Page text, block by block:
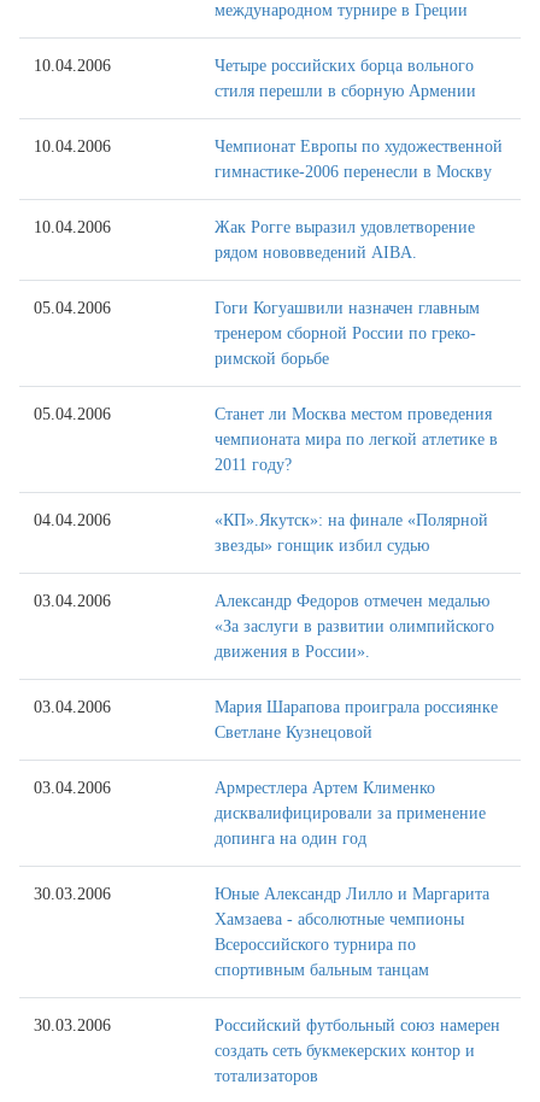
международном турнире в Греции
10.04.2006
Четыре российских борца вольного
стиля перешли в сборную Армении
10.04.2006
Чемпионат Европы по художественной
гимнастике-2006 перенесли в Москву
10.04.2006
Жак Рогге выразил удовлетворение
рядом нововведений AIBA.
05.04.2006
Гоги Когуашвили назначен главным
тренером сборной России по греко-
римской борьбе
05.04.2006
Станет ли Москва местом проведения
чемпионата мира по легкой атлетике в
2011 году?
04.04.2006
«КП».Якутск»: на финале «Полярной
звезды» гонщик избил судью
03.04.2006
Александр Федоров отмечен медалью
«За заслуги в развитии олимпийского
движения в России».
03.04.2006
Мария Шарапова проиграла россиянке
Светлане Кузнецовой
03.04.2006
Армрестлера Артем Клименко
дисквалифицировали за применение
допинга на один год
30.03.2006
Юные Александр Лилло и Маргарита
Хамзаева - абсолютные чемпионы
Всероссийского турнира по
спортивным бальным танцам
30.03.2006
Российский футбольный союз намерен
создать сеть букмекерских контор и
тотализаторов